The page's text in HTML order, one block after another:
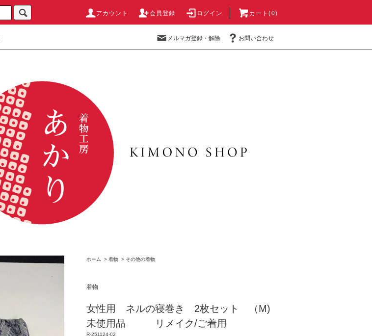
アカウント 会員登録 ログイン カート(0)
メルマガ登録・解除 お問い合わせ
ホーム > 着物 > その他の着物
着物
女性用 ネルの寝巻き 2枚セット （M)
未使用品 リメイク/ご着用
R-251124-02